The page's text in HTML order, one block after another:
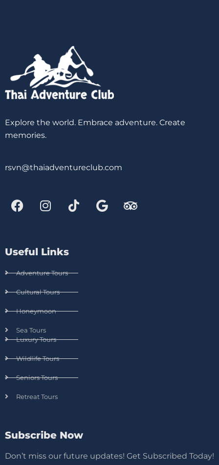
Explore the world. Embrace adventure. Create
memories.
rsvn@thaiadventureclub.com
Useful Links
Adventure Tours
Cultural Tours
Honeymoon
Sea Tours
Luxury Tours
Wildlife Tours
Seniors Tours
Retreat Tours
Subscribe Now
Don’t miss our future updates! Get Subscribed Today!